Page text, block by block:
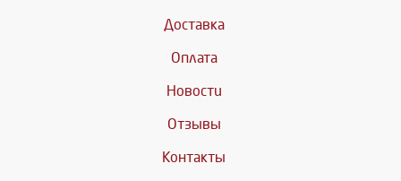
Доставка
Оплата
Новости
Отзывы
Контакты